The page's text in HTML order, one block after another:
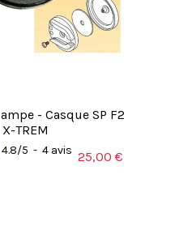
- Casque SP F2
X-TREM
4.8/5 - 4 avis 25,00 €